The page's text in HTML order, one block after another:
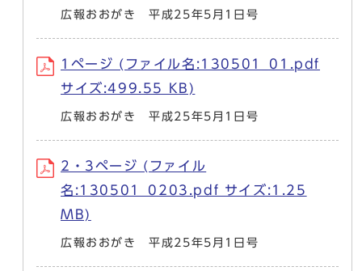
広報おおがき 平成25年5月1日号
1ページ (ファイル名:130501_01.pdf
サイズ:499.55 KB)
広報おおがき 平成25年5月1日号
2・3ページ (ファイル
名:130501_0203.pdf サイズ:1.25
MB)
広報おおがき 平成25年5月1日号